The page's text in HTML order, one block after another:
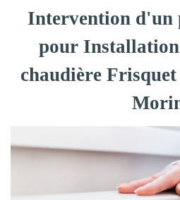
Intervention d'un
pour Installation
chaudière